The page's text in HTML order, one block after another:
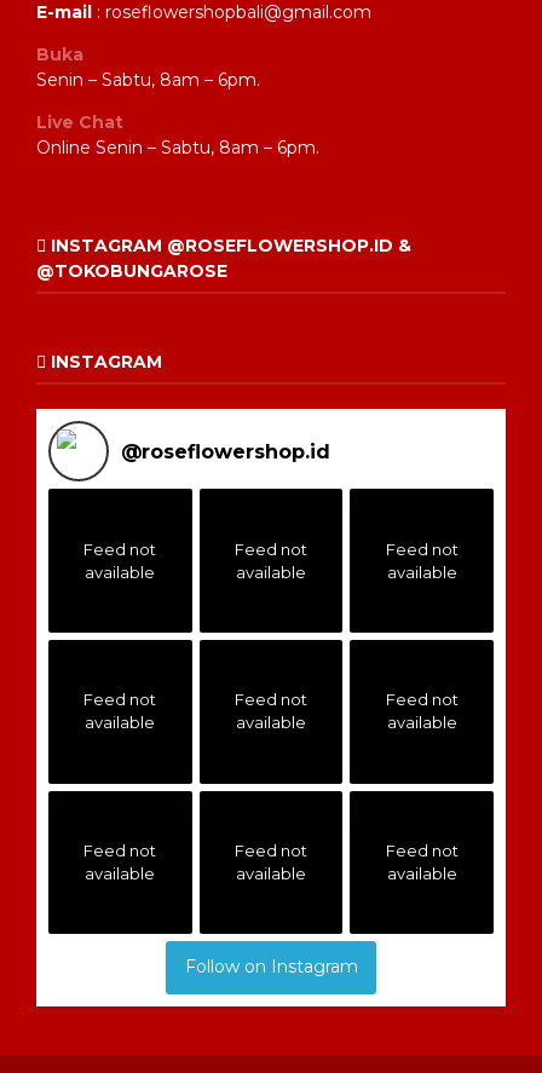
E-mail : roseflowershopbali@gmail.com
Buka
Senin – Sabtu, 8am – 6pm.
Live Chat
Online Senin – Sabtu, 8am – 6pm.
INSTAGRAM @ROSEFLOWERSHOP.ID &
@TOKOBUNGAROSE
INSTAGRAM
@roseflowershop.id
Feed not
available
Feed not
available
Feed not
available
Feed not
available
Feed not
available
Feed not
available
Feed not
available
Feed not
available
Feed not
available
Follow on Instagram